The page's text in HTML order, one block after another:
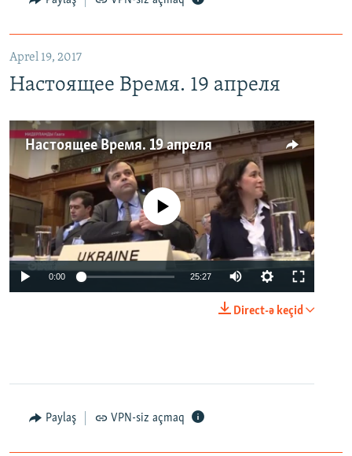
Aprel 19, 2017
Настоящее Время. 19 апреля
Настоящее Время. 19 апреля
No media source currently available
0:00 25:27
Direct-ə keçid
Paylaş VPN-siz açmaq